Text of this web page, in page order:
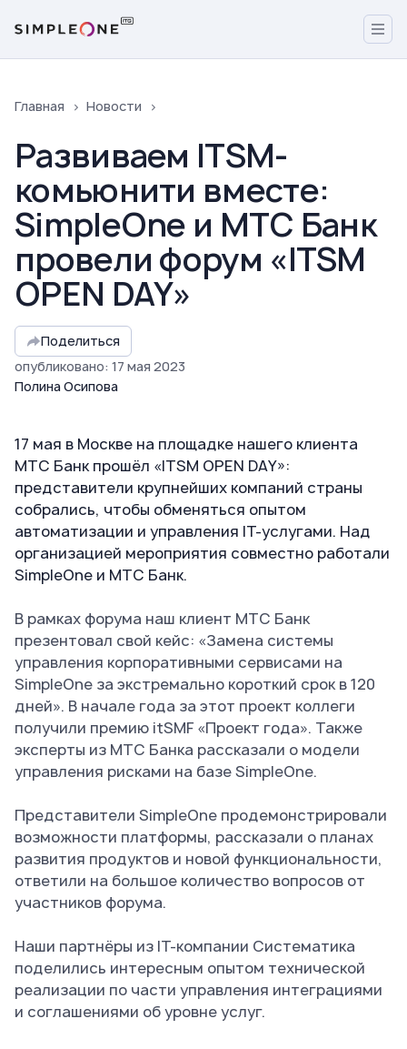
Главная Новости
Развиваем ITSM-
комьюнити вместе:
SimpleOne и МТС Банк
провели форум «ITSM
OPEN DAY»
Поделиться
опубликовано: 17 мая 2023
Полина Осипова
17 мая в Москве на площадке нашего клиента
МТС Банк прошёл «ITSM OPEN DAY»:
представители крупнейших компаний страны
собрались, чтобы обменяться опытом
автоматизации и управления IT-услугами. Над
организацией мероприятия совместно работали
SimpleOne и МТС Банк.
В рамках форума наш клиент МТС Банк
презентовал свой кейс: «Замена системы
управления корпоративными сервисами на
SimpleOne за экстремально короткий срок в 120
дней». В начале года за этот проект коллеги
получили премию itSMF «Проект года». Также
эксперты из МТС Банка рассказали о модели
управления рисками на базе SimpleOne.
Представители SimpleOne продемонстрировали
возможности платформы, рассказали о планах
развития продуктов и новой функциональности,
ответили на большое количество вопросов от
участников форума.
Наши партнёры из IT-компании Систематика
поделились интересным опытом технической
реализации по части управления интеграциями
и соглашениями об уровне услуг.